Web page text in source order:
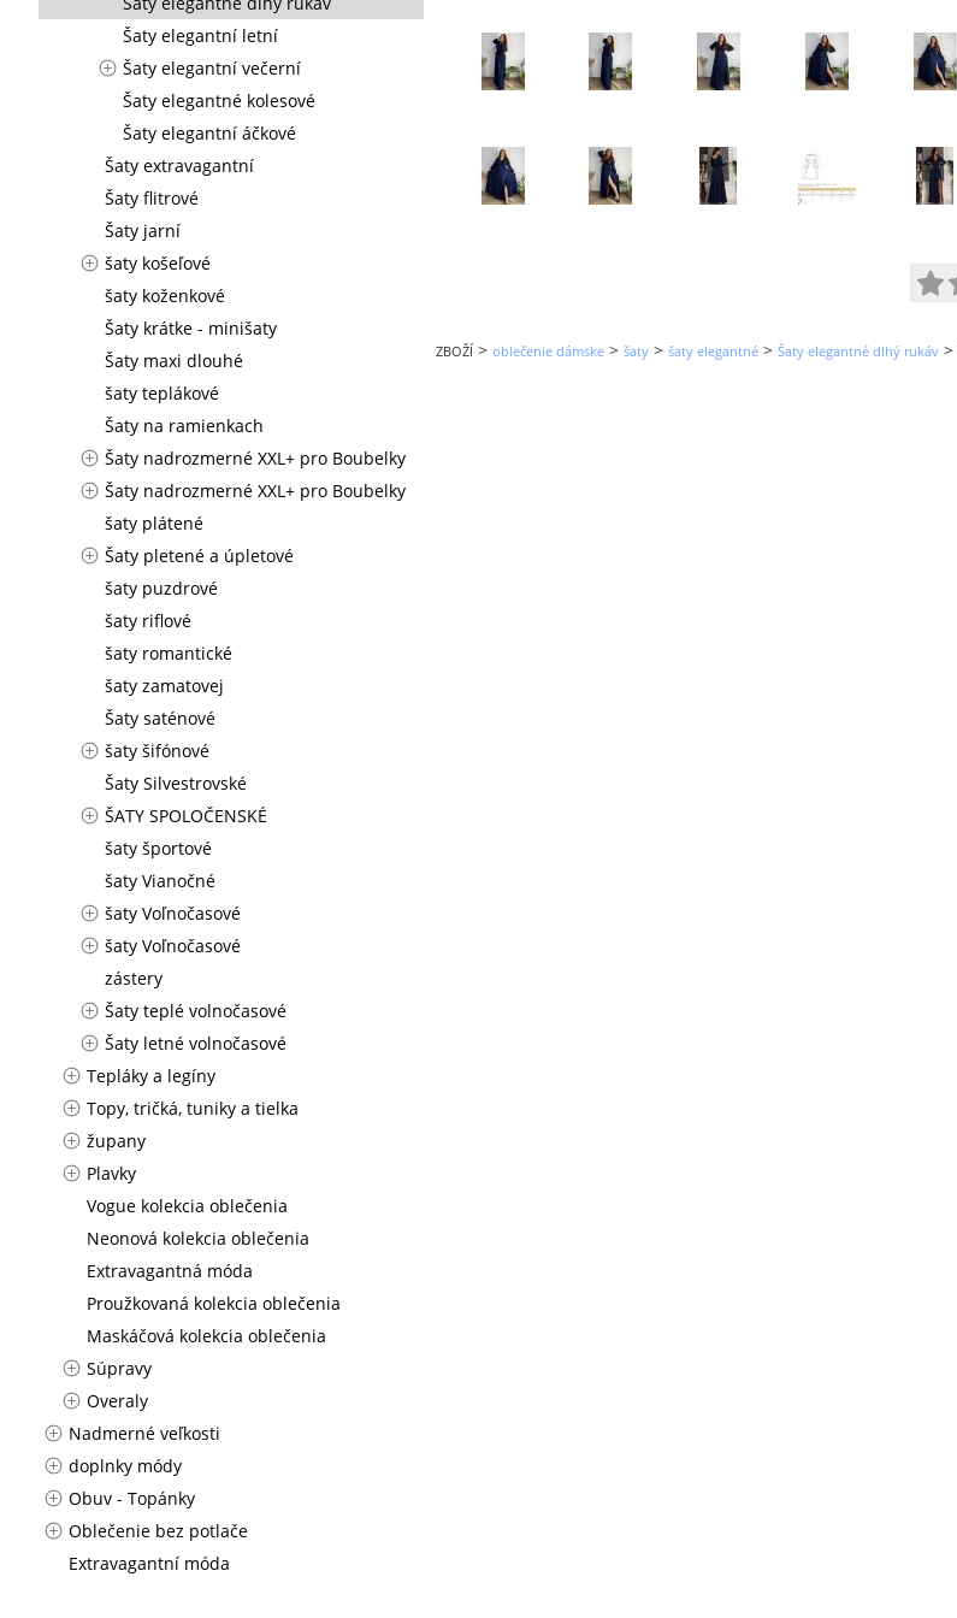
Šaty elegantní letní
Šaty elegantní večerní
Šaty elegantné kolesové
Šaty elegantní áčkové
Šaty extravagantní
Šaty flitrové
Šaty jarní
šaty košeľové
šaty koženkové
Šaty krátke - minišaty
Šaty maxi dlouhé
šaty teplákové
Šaty na ramienkach
Šaty nadrozmerné XXL+ pro Boubelky
Šaty nadrozmerné XXL+ pro Boubelky
šaty plátené
Šaty pletené a úpletové
šaty puzdrové
šaty riflové
šaty romantické
šaty zamatovej
Šaty saténové
šaty šifónové
Šaty Silvestrovské
ŠATY SPOLOČENSKÉ
šaty športové
šaty Vianočné
šaty Voľnočasové
šaty Voľnočasové
zástery
Šaty teplé volnočasové
Šaty letné volnočasové
Tepláky a legíny
Topy, tričká, tuniky a tielka
župany
Plavky
Vogue kolekcia oblečenia
Neonová kolekcia oblečenia
Extravagantná móda
Proužkovaná kolekcia oblečenia
Maskáčová kolekcia oblečenia
Súpravy
Overaly
Nadmerné veľkosti
doplnky módy
Obuv - Topánky
Oblečenie bez potlače
Extravagantní móda
ZBOŽÍ > oblečenie dámske > šaty > šaty elegantné > Šaty elegantné dlhý rukáv >